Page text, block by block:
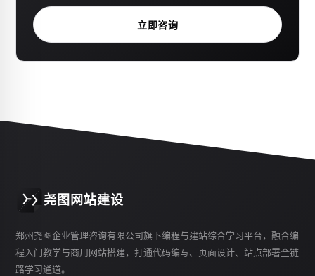
立即咨询
尧图网站建设
郑州尧图企业管理咨询有限公司旗下编程与建站综合学习平台，融合编
程入门教学与商用网站搭建，打通代码编写、页面设计、站点部署全链
路学习通道。